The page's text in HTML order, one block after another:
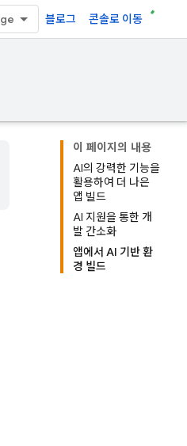
블로그 콘솔로 이동
이 페이지의 내용
AI의 강력한 기능을
활용하여 더 나은
앱 빌드
AI 지원을 통한 개
발 간소화
앱에서 AI 기반 환
경 빌드